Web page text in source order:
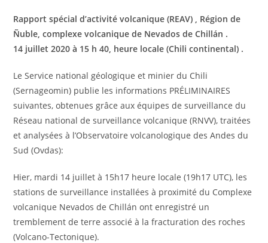
Rapport spécial d’activité volcanique (REAV) , Région de
Ñuble, complexe volcanique de Nevados de Chillán .
14 juillet 2020 à 15 h 40, heure locale (Chili continental) .
Le Service national géologique et minier du Chili
(Sernageomin) publie les informations PRÉLIMINAIRES
suivantes, obtenues grâce aux équipes de surveillance du
Réseau national de surveillance volcanique (RNVV), traitées
et analysées à l’Observatoire volcanologique des Andes du
Sud (Ovdas):
Hier, mardi 14 juillet à 15h17 heure locale (19h17 UTC), les
stations de surveillance installées à proximité du Complexe
volcanique Nevados de Chillán ont enregistré un
tremblement de terre associé à la fracturation des roches
(Volcano-Tectonique).